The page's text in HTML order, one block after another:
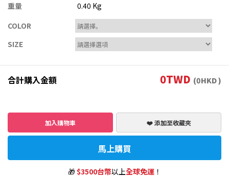
重量
0.40 Kg
COLOR
SIZE
合計購入金額 0TWD (0HKD )
加入購物車 ❤️ 添加至收藏夾
馬上購買
🎁$3500台幣以上全球免運！